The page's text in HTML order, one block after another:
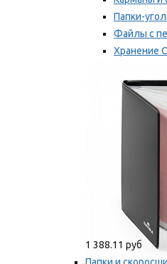
Папки-
Файлы с
Хранение
Мы
1 388.11 руб